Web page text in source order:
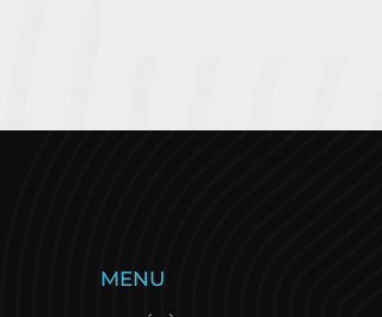
La Solitaire du Figaro
ouvre un nouveau
MENU